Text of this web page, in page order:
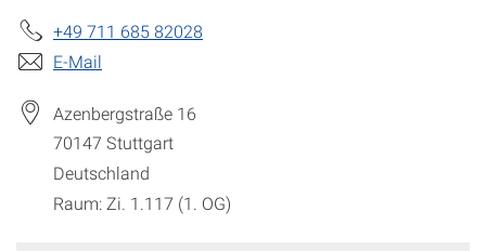
+49 711 685 82028
E-Mail
Azenbergstraße 16
70147 Stuttgart
Deutschland
Raum: Zi. 1.117 (1. OG)